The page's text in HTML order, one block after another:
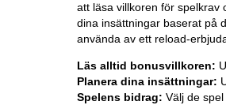
att läsa villkoren för spelkrav
dina insättningar baserat på
använda av ett reload-
Läs alltid bonusvillkoren:
Planera dina insättningar:
Spelens bidrag: Välj de